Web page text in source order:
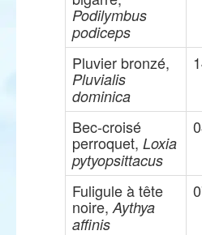
Podilymbus
podiceps
Pluvier bronzé,
Pluvialis
dominica
Bec-croisé
perroquet, Loxia
pytyopsittacus
Fuligule à tête
noire, Aythya
affinis